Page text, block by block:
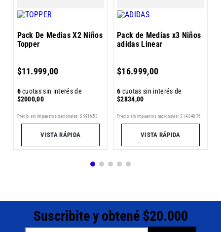
Pack De Medias X2 Niños
Topper
$11 .999,00
6cuotas sin interés de
$2000,00
Precio sin impuestos nacionales: $ 9916,53
VISTA RÁPIDA
Pack de Medias x3 Niños
adidas Linear
$16.999,00
6 cuotas sin interés de
$2834,00
Precio sin impuestos nacionales: $ 14.048,76
VISTA RÁPIDA
Suscribite y obtené $20.000